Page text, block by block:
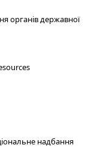
органів державної
надбання